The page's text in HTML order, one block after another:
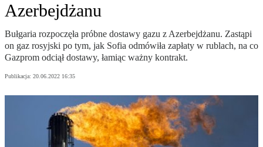
Azerbejdżanu
Bułgaria rozpoczęła próbne dostawy gazu z Azerbejdżanu. Zastąpi
on gaz rosyjski po tym, jak Sofia odmówiła zapłaty w rublach, na co
Gazprom odciął dostawy, łamiąc ważny kontrakt.
Publikacja: 20.06.2022 16:35